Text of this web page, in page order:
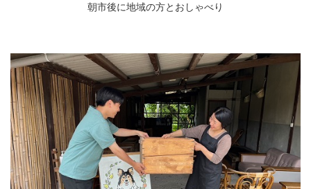
朝市後に地域の方とおしゃべり